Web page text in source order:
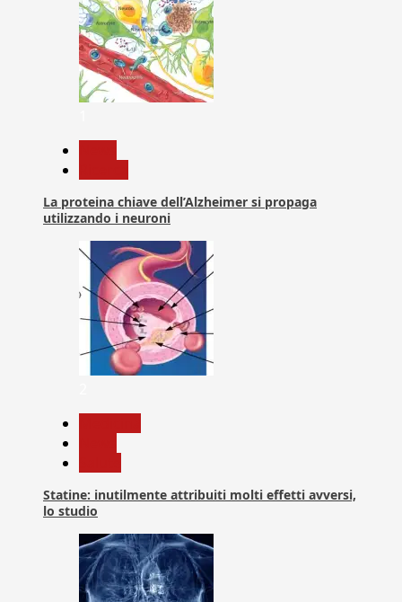
La proteina chiave dell’Alzheimer si propaga
utilizzando i neuroni
Statine: inutilmente attribuiti molti effetti avversi,
lo studio